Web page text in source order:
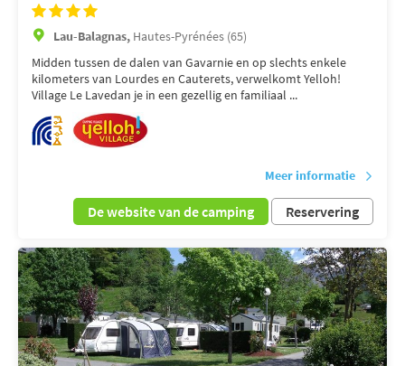
Lau-Balagnas, Hautes-Pyrénées (65)
Midden tussen de dalen van Gavarnie en op slechts enkele
kilometers van Lourdes en Cauterets, verwelkomt Yelloh!
Village Le Lavedan je in een gezellig en familiaal ...
Meer informatie
De website van de camping Reservering